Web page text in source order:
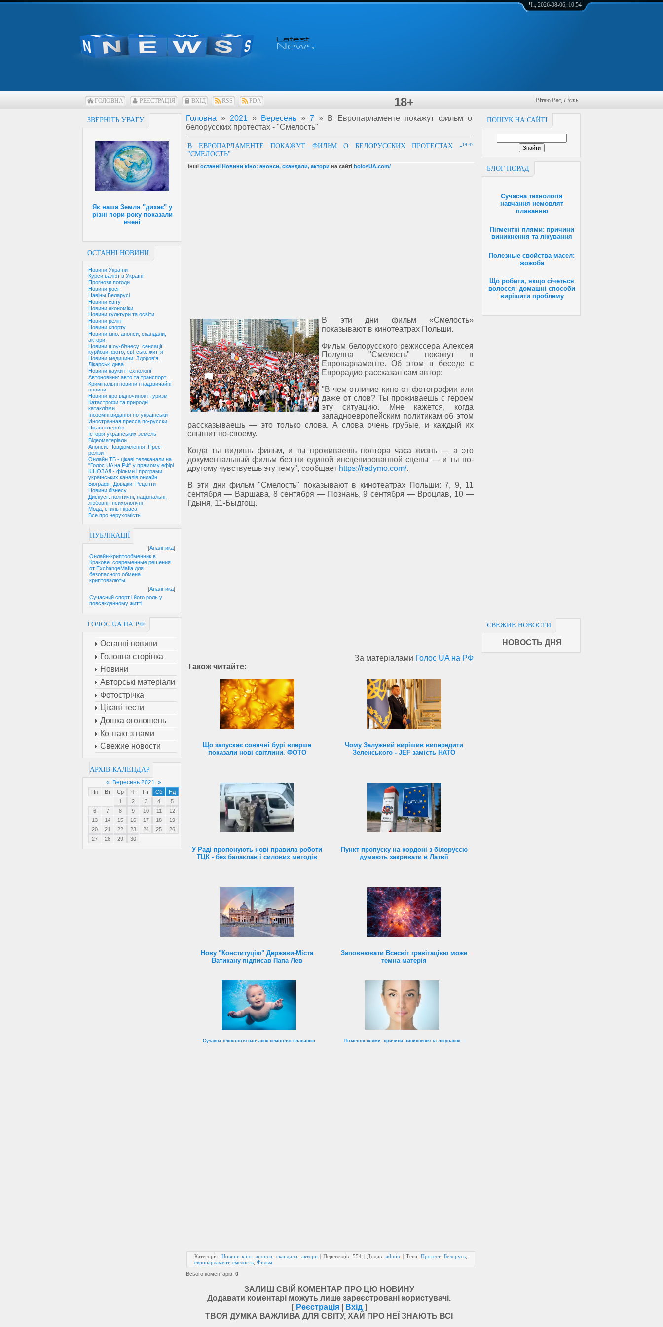
Чт, 2026-08-06, 10:54
ГОЛОВНА РЕЄСТРАЦІЯ ВХІД RSS PDA 18+ Вітаю Вас, Гість
ЗВЕРНІТЬ УВАГУ
Як наша Земля "дихає" у
різні пори року показали
вчені
ОСТАННІ НОВИНИ
Новини України
Курси валют в Україні
Прогнози погоди
Новини росії
Навіны Беларусі
Новини світу
Новини економіки
Новини культури та освіти
Новини релігії
Новини спорту
Новини кіно: анонси, скандали,
актори
Новини шоу-бізнесу: сенсації,
курйози, фото, світське життя
Новини медицини. Здоров'я.
Лікарські дива
Новини науки і технології
Автоновини: авто та транспорт
Кримінальні новини і надзвичайні
новини
Новини про відпочинок і туризм
Катастрофи та природні
катаклізми
Іноземні видання по-українськи
Иностранная пресса по-русски
Цікаві інтерв'ю
Історія українських земель
Відеоматеріали
Анонси. Повідомлення. Прес-
релізи
Онлайн ТБ - цікаві телеканали на
"Голос UA на РФ" у прямому ефірі
КІНОЗАЛ - фільми і програми
українських каналів онлайн
Біографії. Довідки. Рецепти
Новини бізнесу
Дискусії: політичні, національні,
любовні і психологічні
Мода, стиль і краса
Все про нерухомість
ПУБЛІКАЦІЇ
[Аналітика]
Онлайн-криптообменник в
Кракове: современные решения
от ExchangeMafia для
безопасного обмена
криптовалюты
[Аналітика]
Сучасний спорт і його роль у
повсякденному житті
ГОЛОС UA НА РФ
Останні новини
Головна сторінка
Новини
Авторські матеріали
Фотострічка
Цікаві тести
Дошка оголошень
Контакт з нами
Свежие новости
АРХІВ-КАЛЕНДАР
« Вересень 2021 »
Пн Вт Ср Чт Пт Сб
Нд
1
2 3 4
5
6
7 8 9 10 11
12
13
14 15 16 17 18
19
20
21 22 23 24 25
26
27
28 29 30
ПОШУК НА САЙТІ
БЛОГ ПОРАД
Сучасна технологія
навчання немовлят
плаванню
Пігментні плями: причини
виникнення та лікування
Полезные свойства масел:
жожоба
Що робити, якщо січеться
волосся: домашні способи
вирішити проблему
СВЕЖИЕ НОВОСТИ
НОВОСТЬ ДНЯ
Головна » 2021 » Вересень » 7 » В Европарламенте покажут фильм о
белорусских протестах - "Смелость"
19:42
В ЕВРОПАРЛАМЕНТЕ ПОКАЖУТ ФИЛЬМ О БЕЛОРУССКИХ ПРОТЕСТАХ -
"СМЕЛОСТЬ"
Інші останні Новини кіно: анонси, скандали, актори на сайті holosUA.com/
В эти дни фильм «Смелость»
показывают в кинотеатрах Польши.
Фильм белорусского режиссера Алексея
Полуяна "Cмелость" покажут в
Европарламенте. Об этом в беседе с
Еврорадио рассказал сам автор:
"В чем отличие кино от фотографии или
даже от слов? Ты проживаешь с героем
эту ситуацию. Мне кажется, когда
западноевропейским политикам об этом
рассказываешь — это только слова. А слова очень грубые, и каждый их
слышит по-своему.
Когда ты видишь фильм, и ты проживаешь полтора часа жизнь — а это
документальный фильм без ни единой инсценированной сцены — и ты по-
другому чувствуешь эту тему", сообщает https://radymo.com/.
В эти дни фильм "Смелость" показывают в кинотеатрах Польши: 7, 9, 11
сентября — Варшава, 8 сентября — Познань, 9 сентября — Вроцлав, 10 —
Гдыня, 11-Быдгощ.
За матеріалами Голос UA на РФ
Також читайте:
Що запускає сонячні бурі вперше
показали нові світлини. ФОТО
Чому Залужний вирішив випередити
Зеленського - JEF замість НАТО
У Раді пропонують нові правила роботи
ТЦК - без балаклав і силових методів
Пункт пропуску на кордоні з білоруссю
думають закривати в Латвії
Нову "Конституцію" Держави-Міста
Ватикану підписав Папа Лев
Заповнювати Всесвіт гравітацією може
темна матерія
Сучасна технологія навчання немовлят плаванню Пігментні плями: причини виникнення та лікування
Категорія: Новини кіно: анонси, скандали, актори|Переглядів: 554 | Додав:admin | Теги:Протест,Белорусь
европарламент, смелость Фильм
Всього коментарів: 0
ЗАЛИШ СВІЙ КОМЕНТАР ПРО ЦЮ НОВИНУ
Додавати коментарі можуть лише зареєстровані користувачі.
[ Реєстрація| Вхід]
ТВОЯ ДУМКА ВАЖЛИВА ДЛЯ СВІТУ, ХАЙ ПРО НЕЇ ЗНАЮТЬ ВСІ